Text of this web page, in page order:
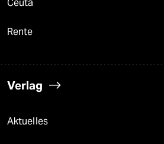
Ceuta
Rente
Verlag
Aktuelles